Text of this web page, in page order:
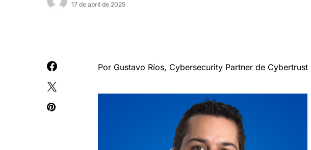
17 de abril de 2025
Por Gustavo Ríos, Cybersecurity Partner de Cybertrust